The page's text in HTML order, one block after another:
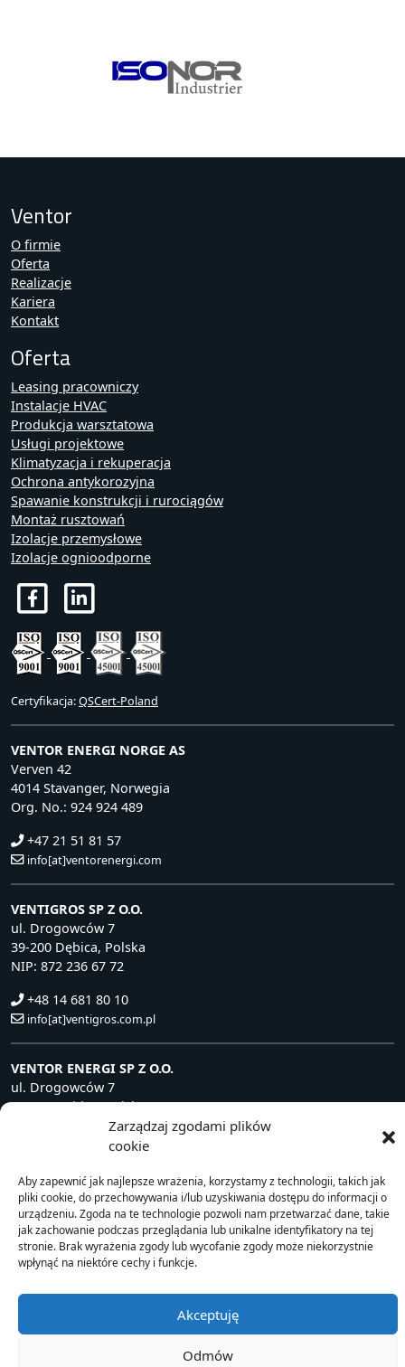
Zarządzaj zgodami plików
cookie
Aby zapewnić jak najlepsze wrażenia, korzystamy z technologii, takich jak
pliki cookie, do przechowywania i/lub uzyskiwania dostępu do informacji o
urządzeniu. Zgoda na te technologie pozwoli nam przetwarzać dane, takie
jak zachowanie podczas przeglądania lub unikalne identyfikatory na tej
stronie. Brak wyrażenia zgody lub wycofanie zgody może niekorzystnie
wpłynąć na niektóre cechy i funkcje.
Akceptuję
Odmów
Ventor
O firmie
Oferta
Realizacje
Kariera
Kontakt
Oferta
Leasing pracowniczy
Instalacje HVAC
Produkcja warsztatowa
Usługi projektowe
Klimatyzacja i rekuperacja
Ochrona antykorozyjna
Spawanie konstrukcji i rurociągów
Montaż rusztowań
Izolacje przemysłowe
Izolacje ognioodporne
Certyfikacja:QSCert-Poland
VENTOR ENERGI NORGE AS
Verven 42
4014 Stavanger, Norwegia
Org. No.: 924 924 489
+47 21 51 81 57
info[at]ventorenergi.com
VENTIGROS SP Z O.O.
ul. Drogowców 7
39-200 Dębica, Polska
NIP: 872 236 67 72
+48 14 681 80 10
info[at]ventigros.com.pl
VENTOR ENERGI SP Z O.O.
ul. Drogowców 7
39-200 Dębica, Polska
NIP: 872 240 81 63
info[at]ventorenergi.com
© 2021 Ventor